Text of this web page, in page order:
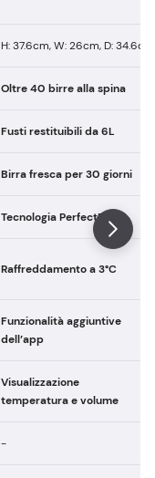
H: 37.6cm, W: 26cm, D: 34.6cm
Oltre 40 birre alla spina
Fusti restituibili da 6L
Birra fresca per 30 giorni
Tecnologia PerfectPour
Raffreddamento a 3°C
Funzionalità aggiuntive
dell’app
Visualizzazione
temperatura e volume
-